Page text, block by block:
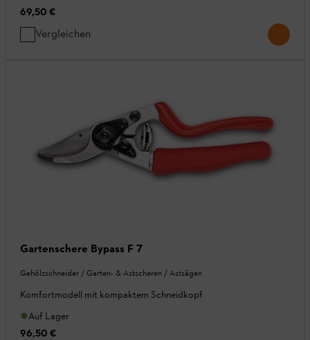
69,50 €
Vergleichen
Gartenschere Bypass F 7
Gehölzschneider / Garten- & Astscheren / Astsägen
Komfortmodell mit kompaktem Schneidkopf
Auf Lager
96,50 €